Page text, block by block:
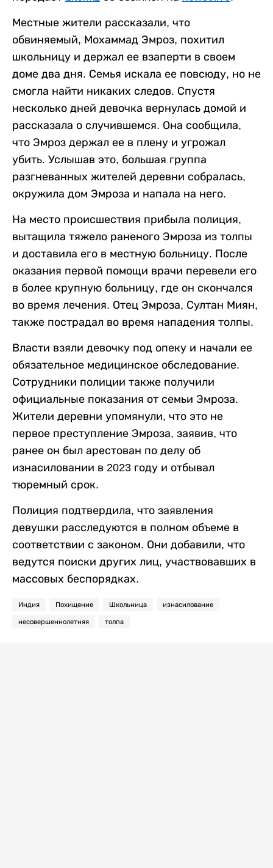
Местные жители рассказали, что
обвиняемый, Мохаммад Эмроз, похитил
школьницу и держал ее взаперти в своем
доме два дня. Семья искала ее повсюду, но не
смогла найти никаких следов. Спустя
несколько дней девочка вернулась домой и
рассказала о случившемся. Она сообщила,
что Эмроз держал ее в плену и угрожал
убить. Услышав это, большая группа
разгневанных жителей деревни собралась,
окружила дом Эмроза и напала на него.
На место происшествия прибыла полиция,
вытащила тяжело раненого Эмроза из толпы
и доставила его в местную больницу. После
оказания первой помощи врачи перевели его
в более крупную больницу, где он скончался
во время лечения. Отец Эмроза, Султан Миян,
также пострадал во время нападения толпы.
Власти взяли девочку под опеку и начали ее
обязательное медицинское обследование.
Сотрудники полиции также получили
официальные показания от семьи Эмроза.
Жители деревни упомянули, что это не
первое преступление Эмроза, заявив, что
ранее он был арестован по делу об
изнасиловании в 2023 году и отбывал
тюремный срок.
Полиция подтвердила, что заявления
девушки расследуются в полном объеме в
соответствии с законом. Они добавили, что
ведутся поиски других лиц, участвовавших в
массовых беспорядках.
Индия Похищение Школьница изнасилование
несовершеннолетняя толпа